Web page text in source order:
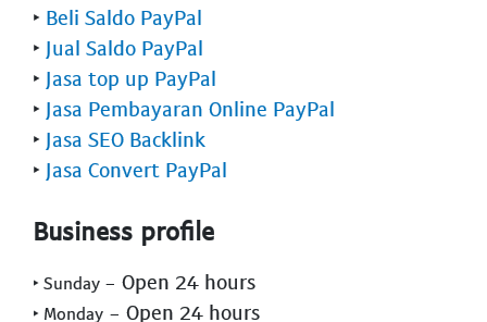
‣ Beli Saldo PayPal
‣ Jual Saldo PayPal
‣ Jasa top up PayPal
‣ Jasa Pembayaran Online PayPal
‣ Jasa SEO Backlink
‣ Jasa Convert PayPal
Business profile
‣ Sunday - Open 24 hours
‣ Monday - Open 24 hours